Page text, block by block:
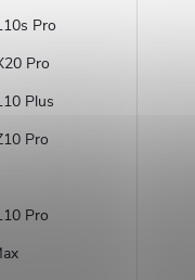
Pro
Pro
Plus
Pro
Pro